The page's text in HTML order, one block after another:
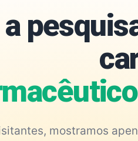
mostramos